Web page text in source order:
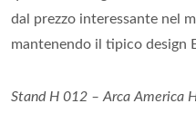
dal prezzo interessante nel
mantenendo il tipico design
Stand H 012 – Arca America